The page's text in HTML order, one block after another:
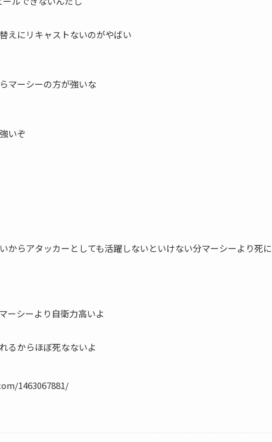
えにリキャストないのがやばい
マーシーの方が強いな
いぞ
からアタッカーとしても活躍しないといけない分マーシーより死に
ーシーより自衛力高いよ
るからほぼ死なないよ
1463067881/